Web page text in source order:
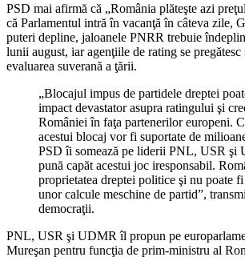
PSD mai afirmă că „România plăteşte azi
că Parlamentul intră în vacanţă în câteva zile,
puteri depline, jaloanele PNRR trebuie
lunii august, iar agenţiile de rating se pregătesc
evaluarea suverană a ţării.
„Blocajul impus de partidele dreptei
impact devastator asupra ratingului şi
României în faţa partenerilor europeni.
acestui blocaj vor fi suportate de
PSD îi somează pe liderii PNL, USR şi
pună capăt acestui joc iresponsabil.
proprietatea dreptei politice şi nu poate
unor calcule meschine de partid”,
democraţii.
PNL, USR şi UDMR îl propun pe
Mureşan pentru funcţia de prim-ministru al